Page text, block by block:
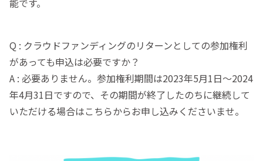
能です。
Q : クラウドファンディングのリターンとしての参加権利
があっても申込は必要ですか？
A : 必要ありません。参加権利期間は2023年5月1日〜2024
年4月31日ですので、その期間が終了したのちに継続して
いただける場合はこちらからお申し込みくださいませ。